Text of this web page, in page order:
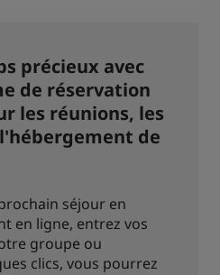
précieux avec
de réservation
les réunions, les
de
séjour en
en ligne, entrez vos
groupe ou
clics, vous pourrez